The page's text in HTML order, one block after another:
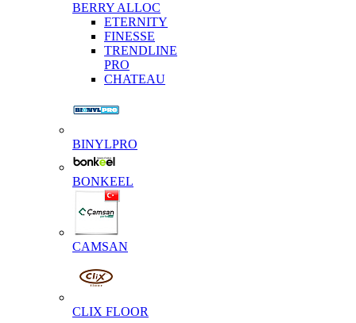
BERRY ALLOC
ETERNITY
FINESSE
TRENDLINE
PRO
CHATEAU
BINYLPRO
BONKEEL
CAMSAN
CLIX FLOOR